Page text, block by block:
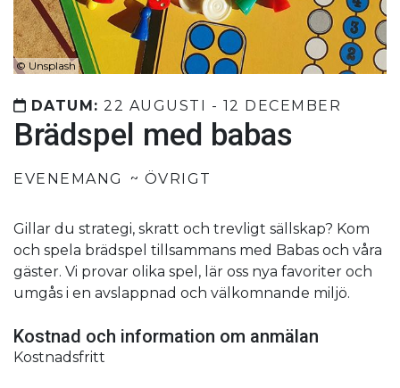
© Unsplash
DATUM: 22 AUGUSTI - 12 DECEMBER
Brädspel med babas
EVENEMANG ÖVRIGT
Gillar du strategi, skratt och trevligt sällskap? Kom
och spela brädspel tillsammans med Babas och våra
gäster. Vi provar olika spel, lär oss nya favoriter och
umgås i en avslappnad och välkomnande miljö.
Kostnad och information om anmälan
Kostnadsfritt